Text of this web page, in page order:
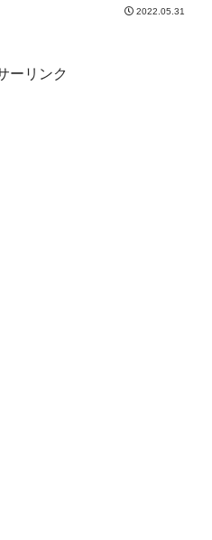
2022.05.31
ーリンク